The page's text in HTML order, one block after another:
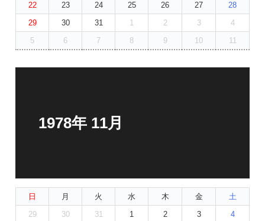
22
23 24 25 26 27
28
29
30 31 1 2 3
4
5
6 7 8 9 10 11
1978年 11月
日 月 火 水 木 金
土
29
30 31 1 2 3
4